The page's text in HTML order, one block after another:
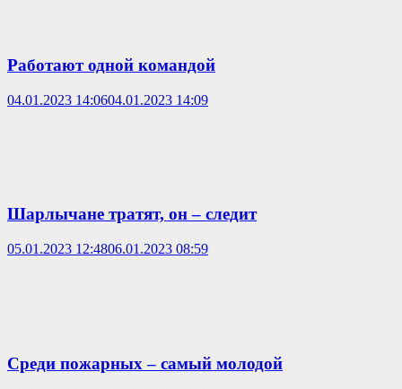
Работают одной командой
04.01.2023 14:0604.01.2023 14:09
Шарлычане тратят, он – следит
05.01.2023 12:4806.01.2023 08:59
Среди пожарных – самый молодой